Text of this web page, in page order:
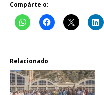
Compártelo:
Relacionado